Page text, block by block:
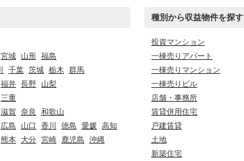
宮城 山形 福島
千葉 茨城 栃木
群馬
福井 長野
山梨
三重
滋賀 奈良
和歌山
広島 山口 香川 徳島 愛媛 高知
熊本 大分 宮崎 鹿児島 沖縄
種別から収益物件を探す
投資マンション
一棟売りアパート
一棟売りマンション
一棟売りビル
店舗・事務所
賃貸併用住宅
戸建賃貸
土地
新築住宅